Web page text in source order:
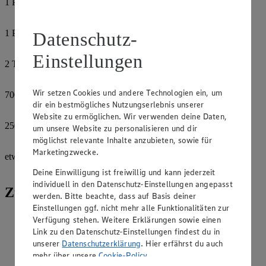
Prise
1 Prise
Pfeffer
2 TL
700
Gnocchi
250
Mozzarella
etwas
Basilikum
Zubereitung
Ofen auf 200°C Ober- und Unterhitze vorheizen. Rote
Paprika in kleine Stücke schneiden. Knoblauch in dünne
Scheiben schneiden. Zwiebel fein hacken und in 4 EL
Olivenöl glasig dünsten, dann die Paprikastückchen, den
Datenschutz-
Einstellungen
Wir setzen Cookies und andere Technologien ein, um
dir ein bestmögliches Nutzungserlebnis unserer
Website zu ermöglichen. Wir verwenden deine Daten,
um unsere Website zu personalisieren und dir
möglichst relevante Inhalte anzubieten, sowie für
Marketingzwecke.
Deine Einwilligung ist freiwillig und kann jederzeit
individuell in den Datenschutz-Einstellungen angepasst
werden. Bitte beachte, dass auf Basis deiner
Einstellungen ggf. nicht mehr alle Funktionalitäten zur
Verfügung stehen. Weitere Erklärungen sowie einen
Link zu den Datenschutz-Einstellungen findest du in
unserer Datenschutzerklärung. Hier erfährst du auch
mehr über unsereCookie-Policy.